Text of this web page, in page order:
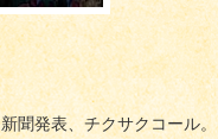
聞発表、チクサクコール。